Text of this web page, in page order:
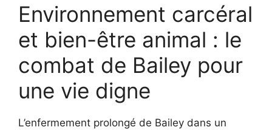
Environnement carcéral
et bien-être animal : le
combat de Bailey pour
une vie digne
L’enfermement prolongé de Bailey dans un